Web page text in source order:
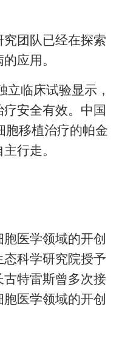
团队已经在探索
应用。
立临床试验显示，
安全有效。中国
胞移植治疗的帕金
行走。
医学领域的开创
科学研究院授予
古特雷斯曾多次接
医学领域的开创